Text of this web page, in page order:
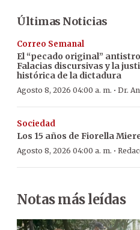
Últimas Noticias
Correo Semanal
El “pecado original”
Falacias discursivas y la
histórica de la dictadura
Agosto 8, 2026 04:00 a. m. · Dr.
Sociedad
Los 15 años de Fiorella
Agosto 8, 2026 04:00 a. m. ·
Notas más leídas